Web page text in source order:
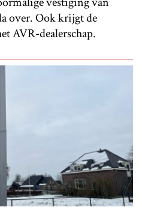
over. Ook krijgt de
AVR-dealerschap.